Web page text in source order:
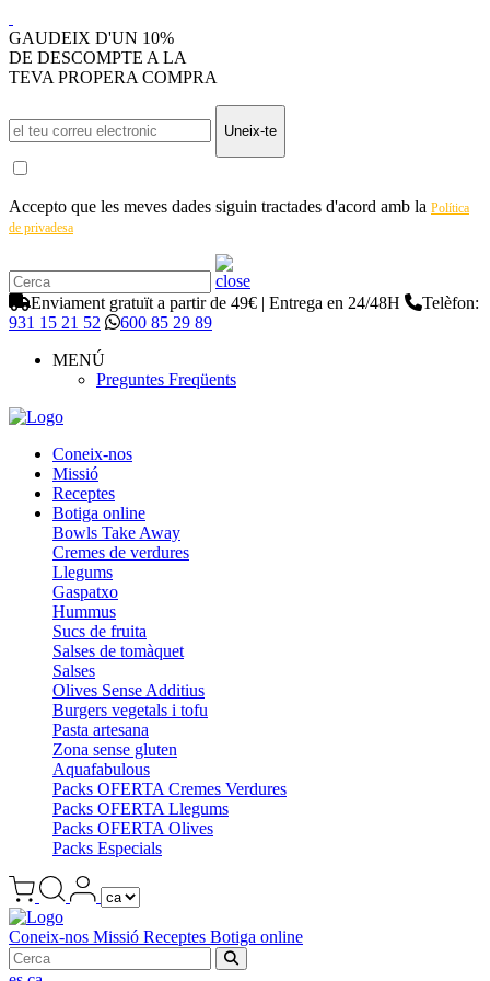
GAUDEIX D'UN 10%
DE DESCOMPTE A LA
TEVA PROPERA COMPRA
Uneix-te
Accepto que les meves dades siguin tractades d'acord amb la Política
de privadesa
Enviament gratuït a partir de 49€ | Entrega en 24/48H
Telèfon:
931 15 21 52
600 85 29 89
MENÚ
Preguntes Freqüents
Coneix-nos
Missió
Receptes
Botiga online
Bowls Take Away
Cremes de verdures
Llegums
Gaspatxo
Hummus
Sucs de fruita
Salses de tomàquet
Salses
Olives Sense Additius
Burgers vegetals i tofu
Pasta artesana
Zona sense gluten
Aquafabulous
Packs OFERTA Cremes Verdures
Packs OFERTA Llegums
Packs OFERTA Olives
Packs Especials
Coneix-nos Missió Receptes Botiga online